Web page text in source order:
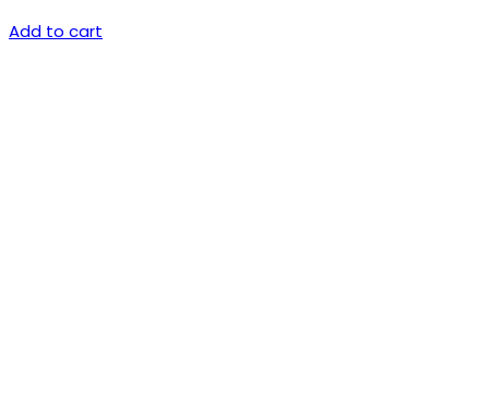
Add to cart